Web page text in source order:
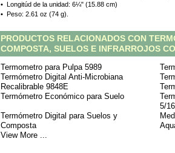
• Longitúd de la unidad: 6¼" (15.88 cm)
• Peso: 2.61 oz (74 g).
PRODUCTOS RELACIONADOS CON
COMPOSTA, SUELOS E INFRARROJOS
Termometro para Pulpa 5989
Termómetro Digital Anti-Microbiana
Recalibrable 9848E
Termómetro Económico para Suelo
5/
Termómetro Digital para Suelos y
Composta
View More ...